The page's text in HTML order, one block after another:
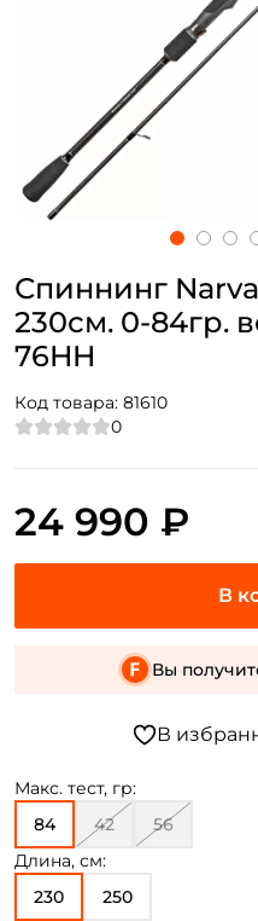
Спиннинг
230см. 0-84гр.
76HH
Код товара: 81610
0
Макс. тест, гр:
84
42
56
Длина, см:
230
250
24 990 ₽
Вы